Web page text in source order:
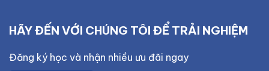
HÃY ĐẾN VỚI CHÚNG TÔI ĐỂ TRẢI NGHIỆM
Đăng ký học và nhận nhiều ưu đãi ngay